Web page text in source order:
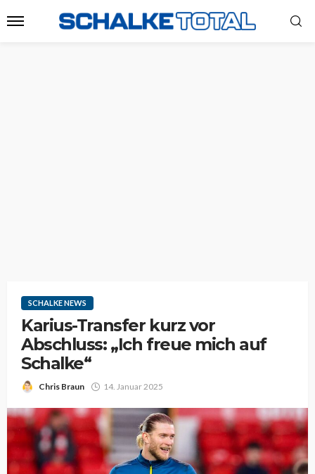
SCHALKE NEWS
Karius-Transfer kurz vor
Abschluss: „Ich freue mich auf
Schalke“
Chris Braun 14. Januar 2025